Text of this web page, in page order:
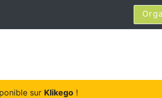
sur Klikego!